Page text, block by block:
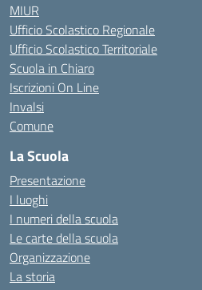
MIUR
Ufficio Scolastico Regionale
Ufficio Scolastico Territoriale
Scuola in Chiaro
Iscrizioni On Line
Invalsi
Comune
La Scuola
Presentazione
I luoghi
I numeri della scuola
Le carte della scuola
Organizzazione
La storia